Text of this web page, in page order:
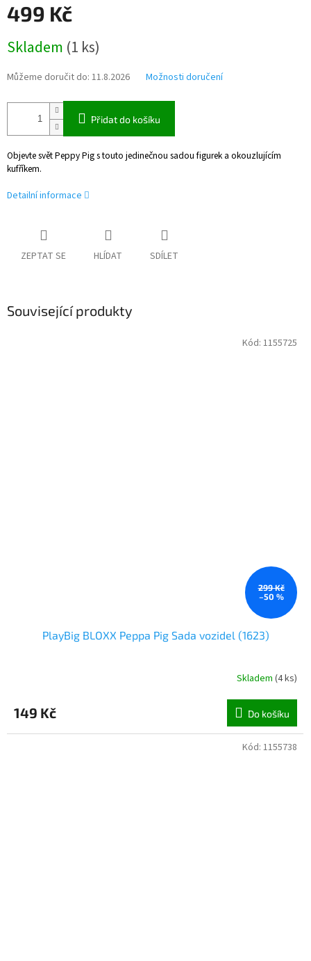
499 Kč
cena:
Skladem (1 ks)
Můžeme doručit do: 11.8.2026 Možnosti doručení
Přidat do košíku
Objevte svět Peppy Pig s touto jedinečnou sadou figurek a okouzlujícím
kufříkem.
Detailní informace
ZEPTAT SE HLÍDAT SDÍLET
Související produkty
299 Kč
–50 %
PlayBig BLOXX Peppa Pig Sada vozidel (1623)
Skladem (4 ks)
149 Kč Do košíku
Kód: 1155725
Kód: 1155738